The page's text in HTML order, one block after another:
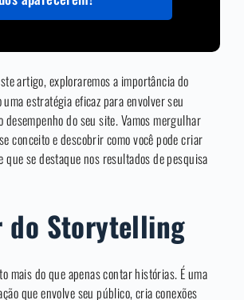
artigo, exploraremos a importância do
estratégia eficaz para envolver seu
do seu site. Vamos mergulhar
conceito e descobrir como você pode criar
que se destaque nos resultados de pesquisa
do Storytelling
mais do que apenas contar histórias. É uma
que envolve seu público, cria conexões